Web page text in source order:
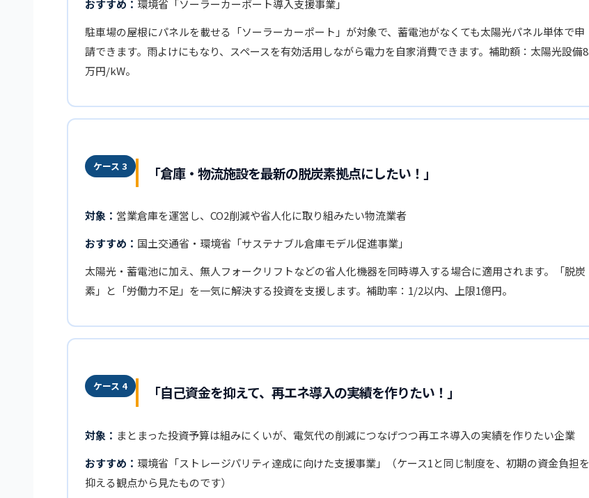
おすすめ： 環境省「ソーラーカーポート導入支援事業」
駐車場の屋根にパネルを載せる「ソーラーカーポート」が対象で、蓄電池がなくても太陽光パネル単体で申
請できます。雨よけにもなり、スペースを有効活用しながら電力を自家消費できます。補助額：太陽光設備8
万円/kW。
ケース 3 「倉庫・物流施設を最新の脱炭素拠点にしたい！」
対象： 営業倉庫を運営し、CO2削減や省人化に取り組みたい物流業者
おすすめ： 国土交通省・環境省「サステナブル倉庫モデル促進事業」
太陽光・蓄電池に加え、無人フォークリフトなどの省人化機器を同時導入する場合に適用されます。「脱炭
素」と「労働力不足」を一気に解決する投資を支援します。補助率：1/2以内、上限1億円。
ケース 4 「自己資金を抑えて、再エネ導入の実績を作りたい！」
対象： まとまった投資予算は組みにくいが、電気代の削減につなげつつ再エネ導入の実績を作りたい企業
おすすめ： 環境省「ストレージパリティ達成に向けた支援事業」（ケース1と同じ制度を、初期の資金負担を
抑える観点から見たものです）